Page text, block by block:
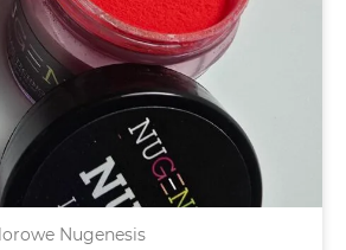
Nugenesis